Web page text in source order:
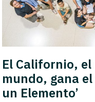
El Californio,
mundo, gana el
un Elemento’